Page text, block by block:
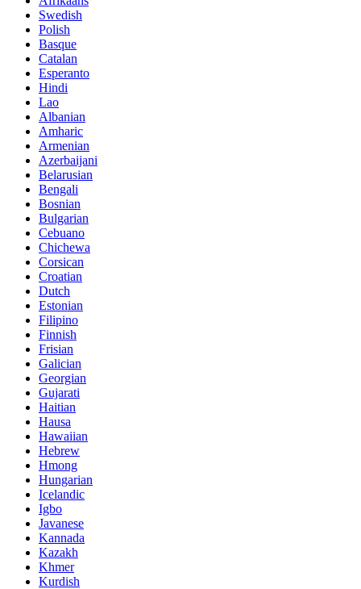
Swedish
Polish
Basque
Catalan
Esperanto
Hindi
Lao
Albanian
Amharic
Armenian
Azerbaijani
Belarusian
Bengali
Bosnian
Bulgarian
Cebuano
Chichewa
Corsican
Croatian
Dutch
Estonian
Filipino
Finnish
Frisian
Galician
Georgian
Gujarati
Haitian
Hausa
Hawaiian
Hebrew
Hmong
Hungarian
Icelandic
Igbo
Javanese
Kannada
Kazakh
Khmer
Kurdish